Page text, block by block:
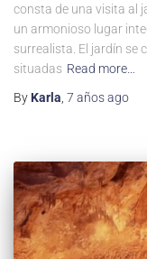
consta de una visita al
un armonioso lugar
surrealista. El jardín se
situadas Read more…
By Karla 7 añosago